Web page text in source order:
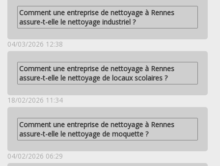
Comment une entreprise de nettoyage à Rennes
assure-t-elle le nettoyage industriel ?
04/03/2026 12:38
Comment une entreprise de nettoyage à Rennes
assure-t-elle le nettoyage de locaux scolaires ?
18/02/2026 11:34
Comment une entreprise de nettoyage à Rennes
assure-t-elle le nettoyage de moquette ?
04/02/2026 06:29